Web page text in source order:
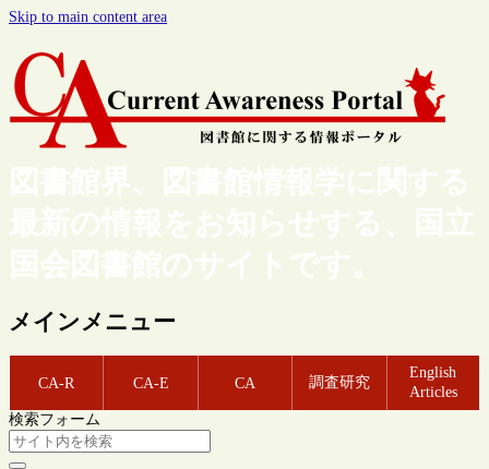
Skip to main content area
図書館界、図書館情報学に関する
最新の情報をお知らせする、国立
国会図書館のサイトです。
メインメニュー
CA-R CA-E CA 調査研究
English
Articles
検索フォーム